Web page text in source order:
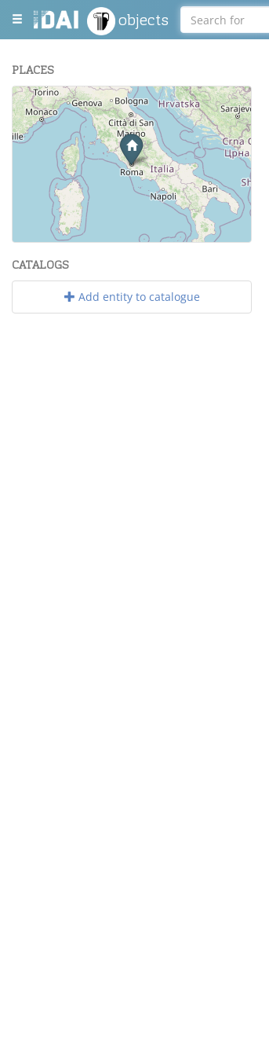
objects
PLACES
+
−
Leaflet | Maps and Data ©OpenStreetMap
CATALOGS
Add entity to catalogue